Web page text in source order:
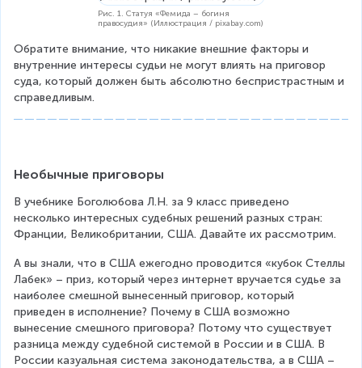
Рис. 1. Статуя «Фемида – богиня
правосудия» (Иллюстрация / pixabay.com)
Обратите внимание, что никакие внешние факторы и
внутренние интересы судьи не могут влиять на приговор
суда, который должен быть абсолютно беспристрастным и
справедливым.
Необычные приговоры
В учебнике Боголюбова Л.Н. за 9 класс приведено
несколько интересных судебных решений разных стран:
Франции, Великобритании, США. Давайте их рассмотрим.
А вы знали, что в США ежегодно проводится «кубок Стеллы
Лабек» – приз, который через интернет вручается судье за
наиболее смешной вынесенный приговор, который
приведен в исполнение? Почему в США возможно
вынесение смешного приговора? Потому что существует
разница между судебной системой в России и в США. В
России казуальная система законодательства, а в США –